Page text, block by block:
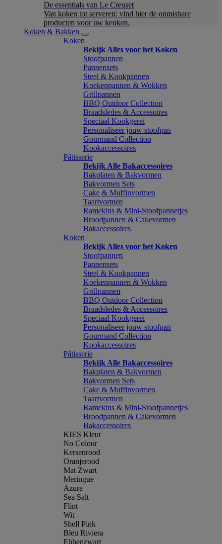
De essentials van Le Creuset
Van koken tot serveren: vind hier de onmisbare
producten voor uw keuken.
Koken & Bakken
Koken
Bekijk Alles voor het Koken
Stoofpannen
Pannensets
Steel & Kookpannen
Koekenpannen & Wokken
Grillpannen
BBQ Outdoor Collection
Braadsledes & Accessoires
Speciaal Kookgerei
Personaliseer jouw stoofpan
Gourmand Collection
Kookaccessoires
Pâtisserie
Bekijk Alle Bakaccessoires
Bakplaten & Bakvormen
Bakvormen Sets
Cake & Muffinvormen
Taartvormen
Ramekins & Mini-Stoofpannetjes
Broodpannen & Cakevormen
Bakaccessoires
Koken
Bekijk Alles voor het Koken
Stoofpannen
Pannensets
Steel & Kookpannen
Koekenpannen & Wokken
Grillpannen
BBQ Outdoor Collection
Braadsledes & Accessoires
Speciaal Kookgerei
Personaliseer jouw stoofpan
Gourmand Collection
Kookaccessoires
Pâtisserie
Bekijk Alle Bakaccessoires
Bakplaten & Bakvormen
Bakvormen Sets
Cake & Muffinvormen
Taartvormen
Ramekins & Mini-Stoofpannetjes
Broodpannen & Cakevormen
Bakaccessoires
KIES Kleur
No Colour
Kersenrood
Oranjerood
Mat Zwart
Meringue
Azure
Sea Salt
Flint
Wit
Shell Pink
Bleu Riviera
Ebbenzwart